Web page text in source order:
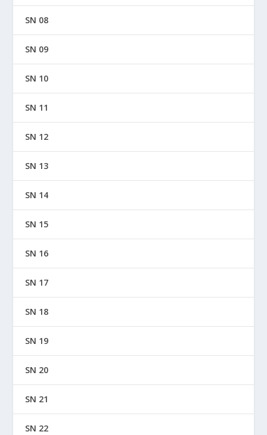
SN 08
SN 09
SN 10
SN 11
SN 12
SN 13
SN 14
SN 15
SN 16
SN 17
SN 18
SN 19
SN 20
SN 21
SN 22